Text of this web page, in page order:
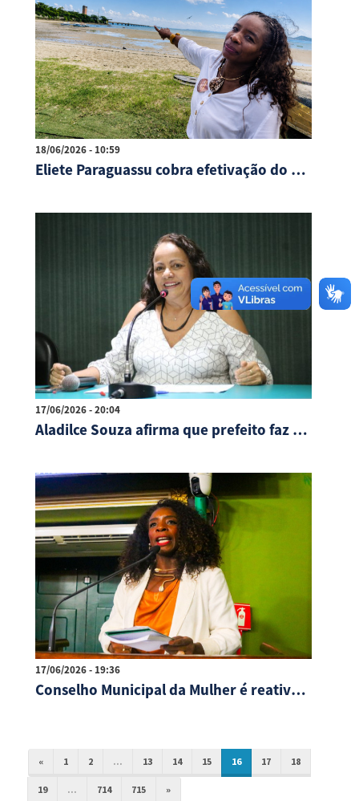
18/06/2026 - 10:59
Eliete Paraguassu cobra efetivação do decreto de emergência para São Tomé de Paripe
17/06/2026 - 20:04
Aladilce Souza afirma que prefeito faz "chantagem à Câmara com a ameaça do aumento da tarifa de transporte"
17/06/2026 - 19:36
Conselho Municipal da Mulher é reativado com representação quilombola
« 1 2 ... 13 14 15 16 17 18
19 ... 714 715 »